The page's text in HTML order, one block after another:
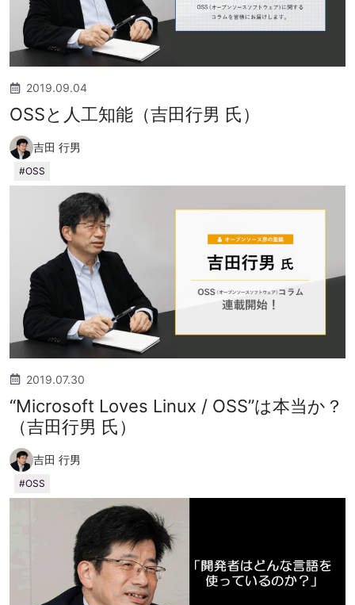
2019.09.04
OSSと人工知能（吉田行男 氏）
吉田 行男
OSS
2019.07.30
“Microsoft Loves Linux / OSS”は本当か？
（吉田行男 氏）
吉田 行男
OSS